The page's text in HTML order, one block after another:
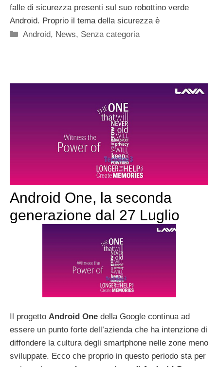
falle di sicurezza presenti sul suo robottino verde
Android. Proprio il tema della sicurezza è
Categorie
Android, News, Senza categoria
Android One, la seconda
generazione dal 27 Luglio
Il progetto Android One della Google continua ad
essere un punto forte dell’azienda che ha intenzione di
diffondere la cultura degli smartphone nelle zone meno
sviluppate. Ecco che proprio in questo periodo sta per